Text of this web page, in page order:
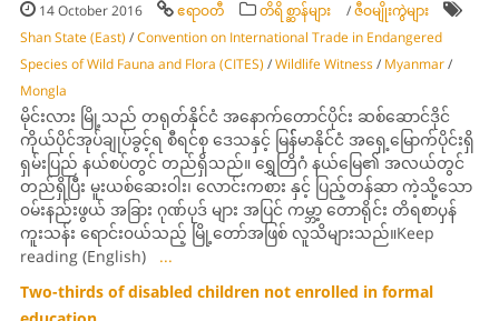
14 October 2016 ဧရာဝတီ တိရိစ္ဆာန်များ /ဇီဝမျိုးကွဲများ
Shan State (East) /Convention on International Trade in Endangered
Species of Wild Fauna and Flora (CITES) /Wildlife Witness/ Myanmar/
Mongla
မိုင်းလား မြို့သည် တရုတ်နိုင်ငံ အနောက်တောင်ပိုင်း ဆစ်ဆောင်ဒိုင်
ကိုယ်ပိုင်အုပ်ချုပ်ခွင့်ရ စီရင်စု ဒေသနှင့် မြန််မာနိုင်ငံ အရှေ့မြောက်ပိုင်းရှိ
ရှမ်းပြည် နယ်စပ်တွင် တည်ရှိသည်။ ရွှေတြိဂံ နယ်မြေ၏ အလယ်တွင်
တည်ရှိပြီး မူးယစ်ဆေးဝါး၊ လောင်းကစား နှင့် ပြည့်တန်ဆာ ကဲ့သို့သော
၀မ်းနည်းဖွယ် အခြား ဂုဏ်ပုဒ် များ အပြင် ကမ္ဘာ့ တောရိုင်း တိရစာၦန်
ကူးသန်း ရောင်း၀ယ်သည့် မြို့တော်အဖြစ် လူသိများသည်။Keep
reading (English) ...
Two-thirds of disabled children not enrolled in formal